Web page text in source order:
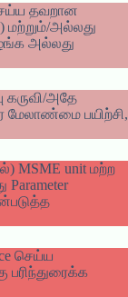
தவறான
மற்றும்/அல்லது
அல்லது
கருவி/அதே
மேலாண்மை பயிற்சி,
MSME unit மற்ற
செய்ய
பரிந்துரைக்க